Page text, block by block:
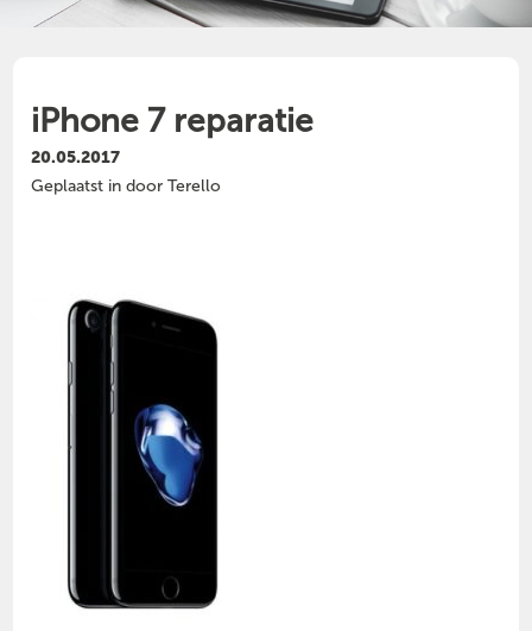
iPhone 7 reparatie
20.05.2017
Geplaatst in door Terello